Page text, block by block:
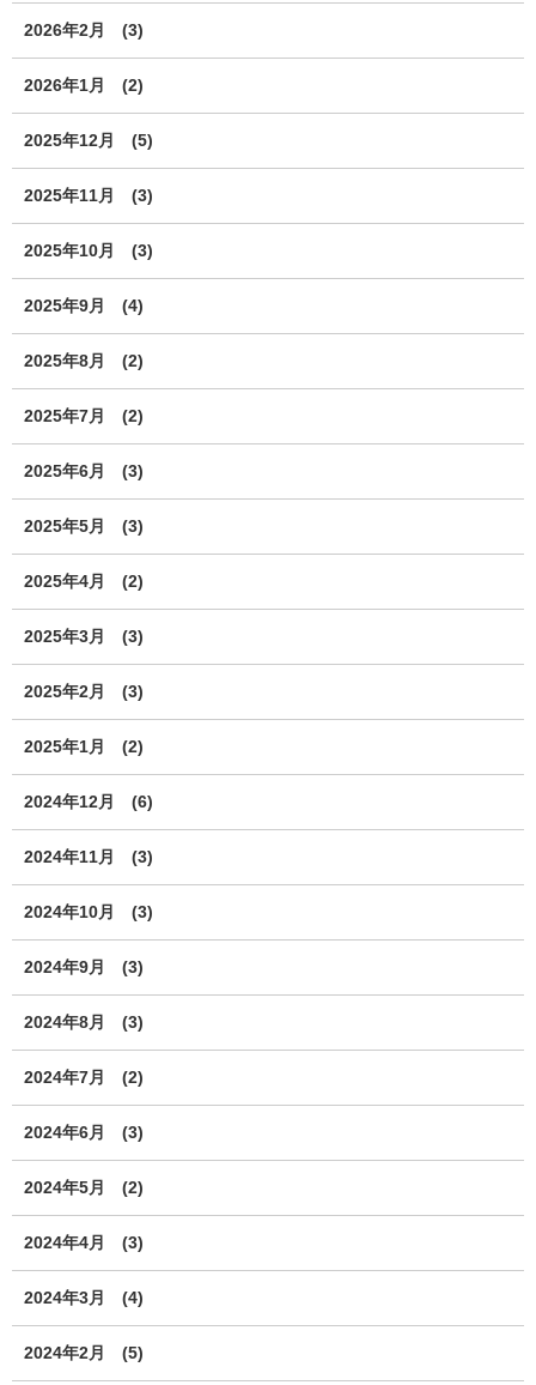
2026年2月 (3)
2026年1月 (2)
2025年12月 (5)
2025年11月 (3)
2025年10月 (3)
2025年9月 (4)
2025年8月 (2)
2025年7月 (2)
2025年6月 (3)
2025年5月 (3)
2025年4月 (2)
2025年3月 (3)
2025年2月 (3)
2025年1月 (2)
2024年12月 (6)
2024年11月 (3)
2024年10月 (3)
2024年9月 (3)
2024年8月 (3)
2024年7月 (2)
2024年6月 (3)
2024年5月 (2)
2024年4月 (3)
2024年3月 (4)
2024年2月 (5)